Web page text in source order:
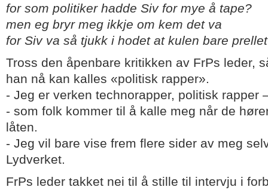
for som politiker hadde Siv for mye å tape?
men eg bryr meg ikkje om kem det va
for Siv va så tjukk i hodet at kulen bare prellet
Tross den åpenbare kritikken av FrPs leder,
han nå kan kalles «politisk rapper».
- Jeg er verken technorapper, politisk rapper
- som folk kommer til å kalle meg når de
låten.
- Jeg vil bare vise frem flere sider av meg
Lydverket.
FrPs leder takket nei til å stille til intervju i